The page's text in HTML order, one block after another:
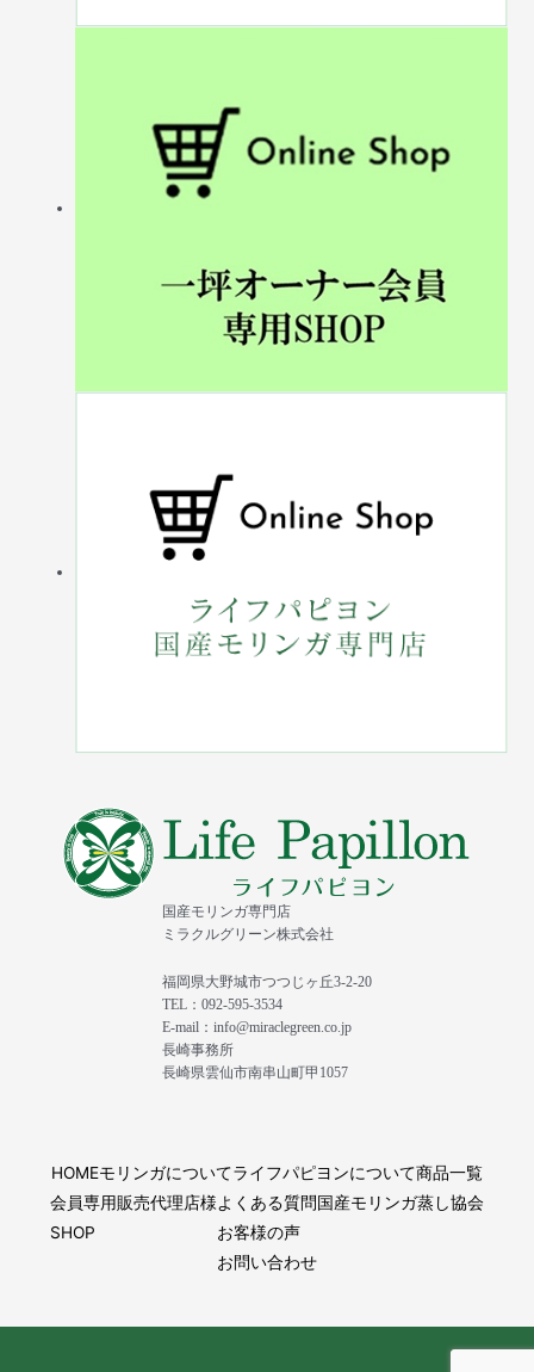
国産モリンガ専門店
ミラクルグリーン株式会社
福岡県大野城市つつじヶ丘3-2-20
TEL：092-595-3534
E-mail：info@miraclegreen.co.jp
長崎事務所
長崎県雲仙市南串山町甲1057
HOMEモリンガについてライフパピヨンについて商品一覧
会員専用
SHOP
販売代理店様よくある質問
お客様の声
国産モリンガ蒸し協会
お問い合わせ